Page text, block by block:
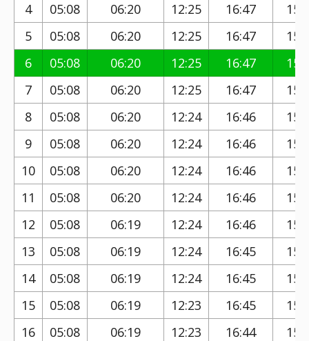
4
05:08 06:20 12:25 16:47
5
05:08 06:20 12:25 16:47
6
05:08 06:20 12:25 16:47
7
05:08 06:20 12:25 16:47
8
05:08 06:20 12:24 16:46
9
05:08 06:20 12:24 16:46
10
05:08 06:20 12:24 16:46
11
05:08 06:20 12:24 16:46
12
05:08 06:19 12:24 16:46
13
05:08 06:19 12:24 16:45
14
05:08 06:19 12:24 16:45
15
05:08 06:19 12:23 16:45
16
05:08 06:19 12:23 16:44